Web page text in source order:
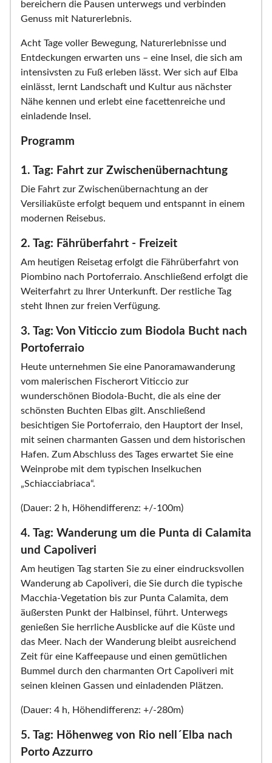
bereichern die Pausen unterwegs und verbinden
Genuss mit Naturerlebnis.
Acht Tage voller Bewegung, Naturerlebnisse und
Entdeckungen erwarten uns – eine Insel, die sich am
intensivsten zu Fuß erleben lässt. Wer sich auf Elba
einlässt, lernt Landschaft und Kultur aus nächster
Nähe kennen und erlebt eine facettenreiche und
einladende Insel.
Programm
1. Tag: Fahrt zur Zwischenübernachtung
Die Fahrt zur Zwischenübernachtung an der
Versiliaküste erfolgt bequem und entspannt in einem
modernen Reisebus.
2. Tag: Fährüberfahrt - Freizeit
Am heutigen Reisetag erfolgt die Fährüberfahrt von
Piombino nach Portoferraio. Anschließend erfolgt die
Weiterfahrt zu Ihrer Unterkunft. Der restliche Tag
steht Ihnen zur freien Verfügung.
3. Tag: Von Viticcio zum Biodola Bucht nach
Portoferraio
Heute unternehmen Sie eine Panoramawanderung
vom malerischen Fischerort Viticcio zur
wunderschönen Biodola-Bucht, die als eine der
schönsten Buchten Elbas gilt. Anschließend
besichtigen Sie Portoferraio, den Hauptort der Insel,
mit seinen charmanten Gassen und dem historischen
Hafen. Zum Abschluss des Tages erwartet Sie eine
Weinprobe mit dem typischen Inselkuchen
„Schiacciabriaca“.
(Dauer: 2 h, Höhendifferenz: +/-100m)
4. Tag: Wanderung um die Punta di Calamita
und Capoliveri
Am heutigen Tag starten Sie zu einer eindrucksvollen
Wanderung ab Capoliveri, die Sie durch die typische
Macchia-Vegetation bis zur Punta Calamita, dem
äußersten Punkt der Halbinsel, führt. Unterwegs
genießen Sie herrliche Ausblicke auf die Küste und
das Meer. Nach der Wanderung bleibt ausreichend
Zeit für eine Kaffeepause und einen gemütlichen
Bummel durch den charmanten Ort Capoliveri mit
seinen kleinen Gassen und einladenden Plätzen.
(Dauer: 4 h, Höhendifferenz: +/-280m)
5. Tag: Höhenweg von Rio nell´Elba nach
Porto Azzurro